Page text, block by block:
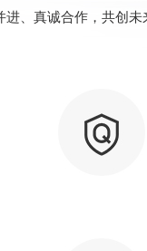
、真诚合作，共创未